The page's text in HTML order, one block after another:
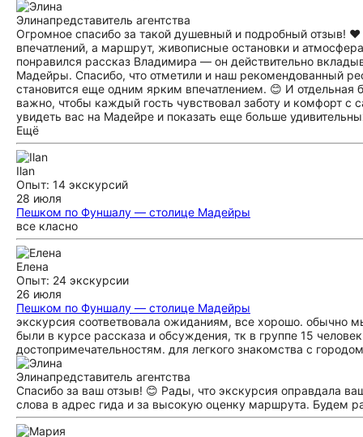
Элинапредставитель агентства
Огромное спасибо за такой душевный и подробный отзыв! ❤️
впечатлений, а маршрут, живописные остановки и
понравился рассказ Владимира — он действительно
Мадейры. Спасибо, что отметили и наш рекомендованный
становится еще одним ярким впечатлением. 😊 И
важно, чтобы каждый гость чувствовал заботу и комфорт с
увидеть вас на Мадейре и показать еще больше
Ещё
Ilan
Опыт: 14 экскурсий
28 июля
Пешком по Фуншалу — столице Мадейры
все класно
Елена
Опыт: 24 экскурсии
26 июля
Пешком по Фуншалу — столице Мадейры
экскурсия соответвовала ожиданиям, все хорошо. обычно
были в курсе рассказа и обсуждения, тк в группе 15
достопримечательностям. для легкого знакомства с
Элинапредставитель агентства
Спасибо за ваш отзыв! 😊 Рады, что экскурсия оправдала
слова в адрес гида и за высокую оценку маршрута. Будем